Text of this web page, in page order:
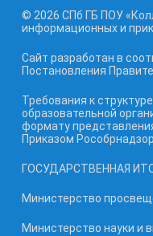
© 2026 СПб ГБ ПОУ
информационных и
Сайт разработан в
Постановления
Требования к
образовательной
формату
Приказом
ГОСУДАРСТВЕННАЯ
Министерство
Министерство науки и